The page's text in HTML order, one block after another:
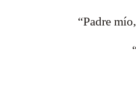
“Padre